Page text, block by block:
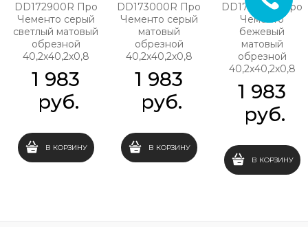
DD172900R Про
Чементо серый
светлый матовый
обрезной
40,2x40,2x0,8
1 983
руб.
В КОРЗИНУ
DD173000R Про
Чементо серый
матовый
обрезной
40,2x40,2x0,8
1 983
руб.
В КОРЗИНУ
DD173100R Про
Чементо
бежевый
матовый
обрезной
40,2x40,2x0,8
1 983
руб.
В КОРЗИНУ